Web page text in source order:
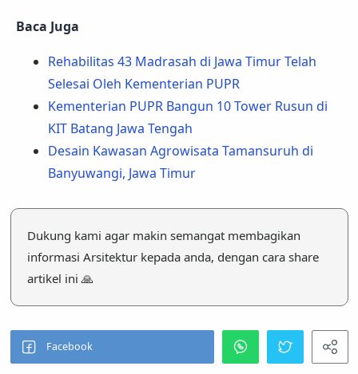
Baca Juga
Rehabilitas 43 Madrasah di Jawa Timur Telah
Selesai Oleh Kementerian PUPR
Kementerian PUPR Bangun 10 Tower Rusun di
KIT Batang Jawa Tengah
Desain Kawasan Agrowisata Tamansuruh di
Banyuwangi, Jawa Timur
Dukung kami agar makin semangat membagikan
informasi Arsitektur kepada anda, dengan cara share
artikel ini 🙏